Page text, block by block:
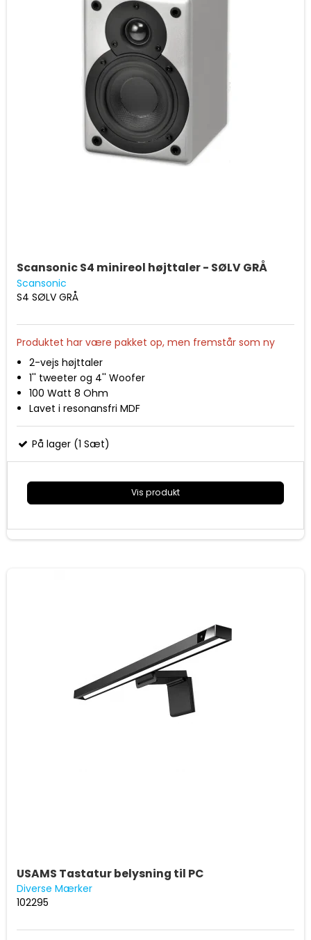
Scansonic S4 minireol højttaler - SØLV GRÅ
Scansonic
S4 SØLV GRÅ
Produktet har være pakket op, men fremstår som ny
2-vejs højttaler
1'' tweeter og 4'' Woofer
100 Watt 8 Ohm
Lavet i resonansfri MDF
8 lag højglas maling giver flot finish
Inkl. vægbeslag og aftagelig sort stoffront
Mål (HxBxD) 194x132x161mm
På lager (1 Sæt)
Vis produkt
USAMS Tastatur belysning til PC
Diverse Mærker
102295